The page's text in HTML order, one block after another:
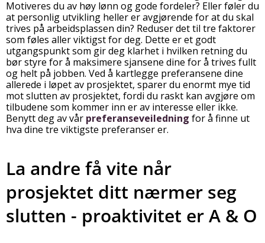
Motiveres du av høy lønn og gode fordeler? Eller føler du
at personlig utvikling heller er avgjørende for at du skal
trives på arbeidsplassen din? Reduser det til tre faktorer
som føles aller viktigst for deg. Dette er et godt
utgangspunkt som gir deg klarhet i hvilken retning du
bør styre for å maksimere sjansene dine for å trives fullt
og helt på jobben. Ved å kartlegge preferansene dine
allerede i løpet av prosjektet, sparer du enormt mye tid
mot slutten av prosjektet, fordi du raskt kan avgjøre om
tilbudene som kommer inn er av interesse eller ikke.
Benytt deg av vår preferanseveiledning for å finne ut
hva dine tre viktigste preferanser er.
La andre få vite når
prosjektet ditt nærmer seg
slutten - proaktivitet er A & O